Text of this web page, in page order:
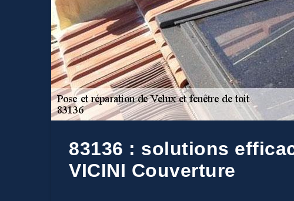
83136 : solutions
VICINI Couverture